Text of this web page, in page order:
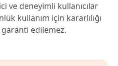
ve deneyimli kullanıcılar
kullanım için kararlılığı
edilemez.